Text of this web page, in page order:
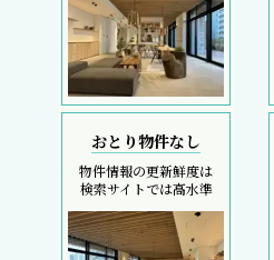
おとり物件なし
物件情報の更新鮮度は
検索サイトでは高水準